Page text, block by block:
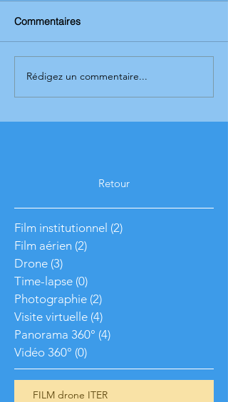
Commentaires
Rédigez un commentaire...
Retour
Film institutionnel (2)
Film aérien (2)
Drone (3)
Time-lapse (0)
Photographie (2)
Visite virtuelle (4)
Panorama 360° (4)
Vidéo 360° (0)
FILM drone ITER